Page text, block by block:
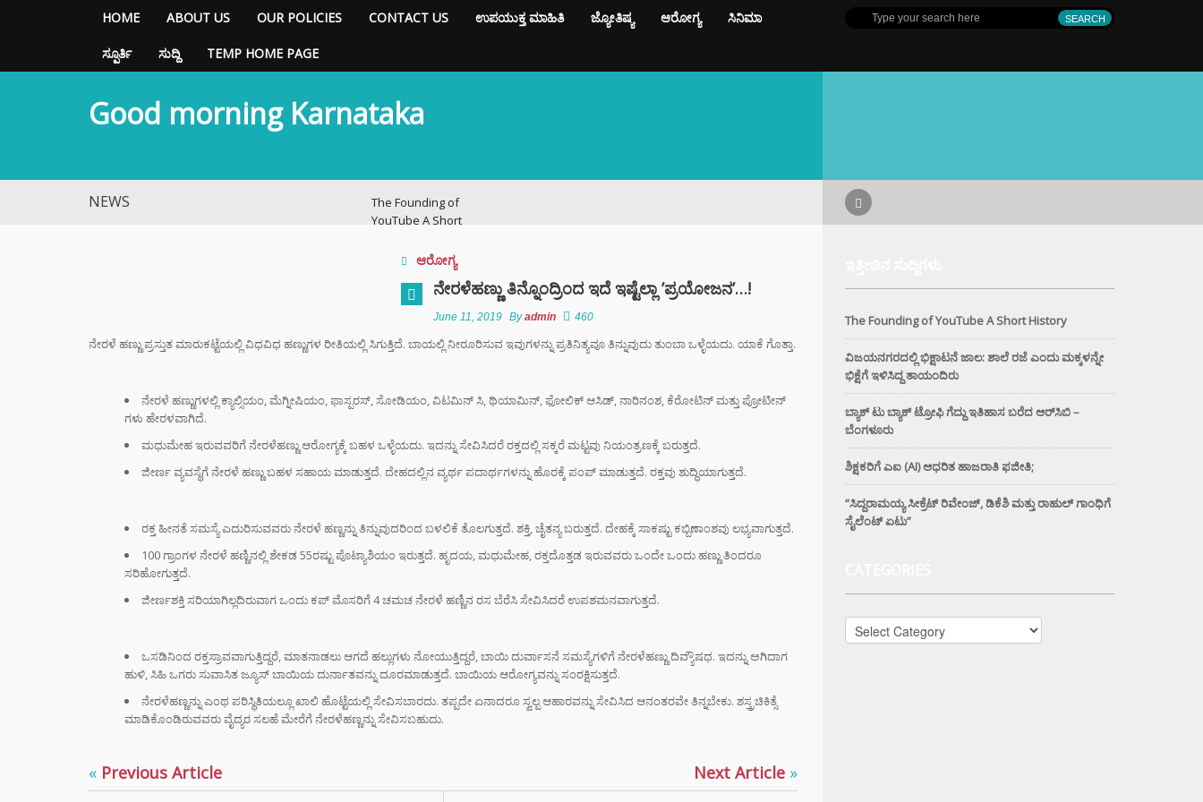
HOME ABOUT US OUR POLICIES CONTACT US ಉಪಯುಕ್ತ ಮಾಹಿತಿ ಜ್ಯೋತಿಷ್ಯ ಆರೋಗ್ಯ ಸಿನಿಮಾ
ಸ್ಪೂರ್ತಿ ಸುದ್ದಿ TEMP HOME PAGE
Good morning Karnataka
NEWS
The Founding of
YouTube A Short
ವಿಜಯನಗರದಲ್ಲಿ
ಭಿಕ್ಷಾಟನೆ ಜಾಲ: ಶಾಲೆ ರಜೆ
ಎಂದು ಮಕ್ಕಳನ್ನೇ ಭಿಕ್ಷೆಗೆ
ಇಳಿಸಿದ್ದ ತಾಯಂದಿರು
ಗೆದ್ದು ಇತಿಹಾಸ ಬರೆದ
ಆಧರಿತ ಹಾಜರಾತಿ
“ಸಿದ್ದರಾಮಯ್ಯ ಸೀಕ್ರೆಟ್
ರಿವೇಂಜ್‌, ಡಿಕೆಶಿ ಮತ್ತು
ಸೈಲೆಂಟ್ ಏಟು”
ಸಿದ್ದರಾಮಯ್ಯ ಅವರು
ರಾಜೀನಾಮೆ ಘೋಷಣೆ –
ಡಿಕೆ ಶಿವಕುಮಾರ್
ಮುಂದಿನ ಸಿಎಂ?
ಧರಿಸುತ್ತೀರಾ? ಹಾಗಾದರೆ
ಆರೋಗ್ಯ
ನೇರಳೆಹಣ್ಣು ತಿನ್ನೊಂದ್ರಿಂದ ಇದೆ ಇಷ್ಟೆಲ್ಲಾ ʼಪ್ರಯೋಜನʼ…!
June 11, 2019 Byadmin 460
ನೇರಳೆ ಹಣ್ಣು ಪ್ರಸ್ತುತ ಮಾರುಕಟ್ಟೆಯಲ್ಲಿ ವಿಧವಿಧ ಹಣ್ಣುಗಳ ರೀತಿಯಲ್ಲಿ ಸಿಗುತ್ತಿದೆ. ಬಾಯಲ್ಲಿ ನೀರೂರಿಸುವ ಇವುಗಳನ್ನು ಪ್ರತಿನಿತ್ಯವೂ ತಿನ್ನುವುದು ತುಂಬಾ ಒಳ್ಳೆಯದು. ಯಾಕೆ ಗೊತ್ತಾ.
ನೇರಳೆ ಹಣ್ಣುಗಳಲ್ಲಿ ಕ್ಯಾಲ್ಸಿಯಂ, ಮೆಗ್ನೀಷಿಯಂ, ಫಾಸ್ಪರಸ್, ಸೋಡಿಯಂ, ವಿಟಮಿನ್ ಸಿ, ಥಿಯಾಮಿನ್, ಫೋಲಿಕ್ ಆಸಿಡ್, ನಾರಿನಂಶ, ಕೆರೋಟಿನ್ ಮತ್ತು ಪ್ರೋಟೀನ್
ಗಳು ಹೇರಳವಾಗಿದೆ.
ಮಧುಮೇಹ ಇರುವವರಿಗೆ ನೇರಳೆಹಣ್ಣು ಆರೋಗ್ಯಕ್ಕೆ ಬಹಳ ಒಳ್ಳೆಯದು. ಇದನ್ನು ಸೇವಿಸಿದರೆ ರಕ್ತದಲ್ಲಿ ಸಕ್ಕರೆ ಮಟ್ಟವು ನಿಯಂತ್ರಣಕ್ಕೆ ಬರುತ್ತದೆ.
ಜೀರ್ಣ ವ್ಯವಸ್ಥೆಗೆ ನೇರಳೆ ಹಣ್ಣು ಬಹಳ ಸಹಾಯ ಮಾಡುತ್ತದೆ. ದೇಹದಲ್ಲಿನ ವ್ಯರ್ಥ ಪದಾರ್ಥಗಳನ್ನು ಹೊರಕ್ಕೆ ಪಂಪ್ ಮಾಡುತ್ತದೆ. ರಕ್ತವು ಶುದ್ಧಿಯಾಗುತ್ತದೆ.
ರಕ್ತ ಹೀನತೆ ಸಮಸ್ಯೆ ಎದುರಿಸುವವರು ನೇರಳೆ ಹಣ್ಣನ್ನು ತಿನ್ನುವುದರಿಂದ ಬಳಲಿಕೆ ತೊಲಗುತ್ತದೆ. ಶಕ್ತಿ, ಚೈತನ್ಯ ಬರುತ್ತದೆ. ದೇಹಕ್ಕೆ ಸಾಕಷ್ಟು ಕಬ್ಬಿಣಾಂಶವು ಲಭ್ಯವಾಗುತ್ತದೆ.
100 ಗ್ರಾಂಗಳ ನೇರಳೆ ಹಣ್ಣಿನಲ್ಲಿ ಶೇಕಡ 55ರಷ್ಟು ಪೊಟ್ಯಾಶಿಯಂ ಇರುತ್ತದೆ. ಹೃದಯ, ಮಧುಮೇಹ, ರಕ್ತದೊತ್ತಡ ಇರುವವರು ಒಂದೇ ಒಂದು ಹಣ್ಣು ತಿಂದರೂ
ಸರಿಹೋಗುತ್ತದೆ.
ಜೀರ್ಣಶಕ್ತಿ ಸರಿಯಾಗಿಲ್ಲದಿರುವಾಗ ಒಂದು ಕಪ್ ಮೊಸರಿಗೆ 4 ಚಮಚ ನೇರಳೆ ಹಣ್ಣಿನ ರಸ ಬೆರೆಸಿ ಸೇವಿಸಿದರೆ ಉಪಶಮನವಾಗುತ್ತದೆ.
ಒಸಡಿನಿಂದ ರಕ್ತಸ್ರಾವವಾಗುತ್ತಿದ್ದರೆ, ಮಾತನಾಡಲು ಆಗದೆ ಹಲ್ಲುಗಳು ನೋಯುತ್ತಿದ್ದರೆ, ಬಾಯಿ ದುರ್ವಾಸನೆ ಸಮಸ್ಯೆಗಳಿಗೆ ನೇರಳೆಹಣ್ಣು ದಿವ್ಯೌಷಧ. ಇದನ್ನು ಅಗಿದಾಗ
ಹುಳಿ, ಸಿಹಿ ಒಗರು ಸುವಾಸಿತ ಜ್ಯೂಸ್ ಬಾಯಿಯ ದುರ್ನಾತವನ್ನು ದೂರಮಾಡುತ್ತದೆ. ಬಾಯಿಯ ಆರೋಗ್ಯವನ್ನು ಸಂರಕ್ಷಿಸುತ್ತದೆ.
ನೇರಳೆಹಣ್ಣನ್ನು ಎಂಥ ಪರಿಸ್ಥಿತಿಯಲ್ಲೂ ಖಾಲಿ ಹೊಟ್ಟೆಯಲ್ಲಿ ಸೇವಿಸಬಾರದು. ತಪ್ಪದೇ ಏನಾದರೂ ಸ್ವಲ್ಪ ಆಹಾರವನ್ನು ಸೇವಿಸಿದ ಆನಂತರವೇ ತಿನ್ನಬೇಕು. ಶಸ್ತ್ರಚಿಕಿತ್ಸೆ
ಮಾಡಿಕೊಂಡಿರುವವರು ವೈದ್ಯರ ಸಲಹೆ ಮೇರೆಗೆ ನೇರಳೆಹಣ್ಣನ್ನು ಸೇವಿಸಬಹುದು.
« Previous Article Next Article »
The Founding of YouTube A Short History
ವಿಜಯನಗರದಲ್ಲಿ ಭಿಕ್ಷಾಟನೆ ಜಾಲ: ಶಾಲೆ ರಜೆ ಎಂದು ಮಕ್ಕಳನ್ನೇ
ಭಿಕ್ಷೆಗೆ ಇಳಿಸಿದ್ದ ತಾಯಂದಿರು
ಬ್ಯಾಕ್ ಟು ಬ್ಯಾಕ್ ಟ್ರೋಫಿ ಗೆದ್ದು ಇತಿಹಾಸ ಬರೆದ ಆರ್‌ಸಿಬಿ –
ಬೆಂಗಳೂರು
ಶಿಕ್ಷಕರಿಗೆ ಎಐ (AI) ಆಧರಿತ ಹಾಜರಾತಿ ಫಜೀತಿ;
“ಸಿದ್ದರಾಮಯ್ಯ ಸೀಕ್ರೆಟ್ ರಿವೇಂಜ್‌, ಡಿಕೆಶಿ ಮತ್ತು ರಾಹುಲ್‌ ಗಾಂಧಿಗೆ
ಸೈಲೆಂಟ್ ಏಟು”
Categories